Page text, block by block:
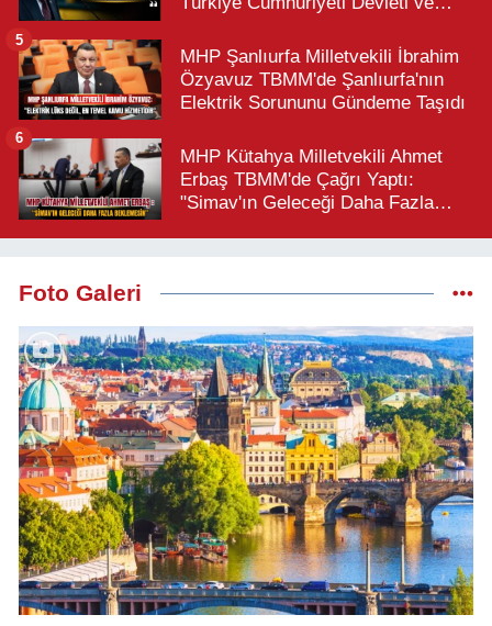
MHP Şanlıurfa Milletvekili İbrahim
Özyavuz TBMM'de Şanlıurfa'nın
Elektrik Sorununu Gündeme Taşıdı
5
MHP Kütahya Milletvekili Ahmet
Erbaş TBMM'de Çağrı Yaptı:
"Simav'ın Geleceği Daha Fazla
6
Foto Galeri